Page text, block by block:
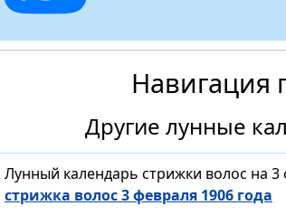
Навигация
Другие лунные
Лунный календарь стрижки волос на
стрижка волос 3 февраля 1906 года